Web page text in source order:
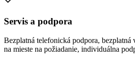
Servis a podpora
Bezplatná telefonická podpora, bezplatná
na mieste na požiadanie, individuálna